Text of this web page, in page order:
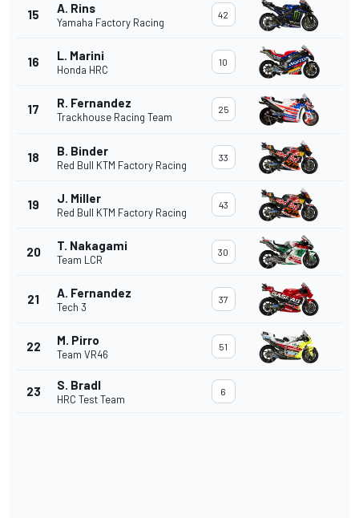
15 A. Rins
Yamaha Factory Racing
42
16 L. Marini
Honda HRC
10
17 R. Fernandez
Trackhouse Racing Team
25
18 B. Binder
Red Bull KTM Factory Racing
33
19 J. Miller
Red Bull KTM Factory Racing
43
20 T. Nakagami
Team LCR
30
21 A. Fernandez
Tech 3
37
22 M. Pirro
Team VR46
51
23 S. Bradl
HRC Test Team
6